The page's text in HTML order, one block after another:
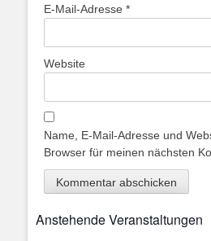
E-Mail-Adresse *
Website
Name, E-Mail-Adresse und
Browser für meinen nächsten
Anstehende Veranstaltungen